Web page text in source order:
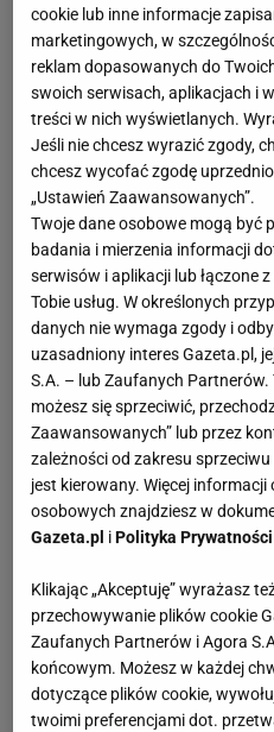
cookie lub inne informacje
marketingowych, w
reklam dopasowanych do
swoich serwisach, aplikacjach i
treści w nich wyświetlanych.
Jeśli nie chcesz wyrazić zgody,
chcesz wycofać zgodę
„Ustawień Zaawansowanych”.
Twoje dane osobowe mogą być
badania i mierzenia informacji
serwisów i aplikacji lub łączone
Tobie usług. W określonych
danych nie wymaga zgody i
uzasadniony interes Gazeta.pl,
S.A. – lub Zaufanych
możesz się sprzeciwić,
Zaawansowanych” lub przez
zależności od zakresu
jest kierowany. Więcej
osobowych znajdziesz w
Gazeta.pl iPolityka Prywatności
Klikając „Akceptuję” wyrażasz
przechowywanie plików cookie
Zaufanych Partnerów i Agora
końcowym. Możesz w każdej
dotyczące plików cookie,
twoimi preferencjami dot.